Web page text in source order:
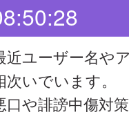
近ユーザー名や
次いでいます。
口や誹謗中傷対